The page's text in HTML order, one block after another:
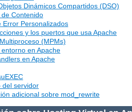
Dinámicos Compartidos (DSO)
Contenido
Error Personalizados
y los puertos que usa Apache
(MPMs)
en Apache
en Apache
del servidor
adicional sobre mod_rewrite